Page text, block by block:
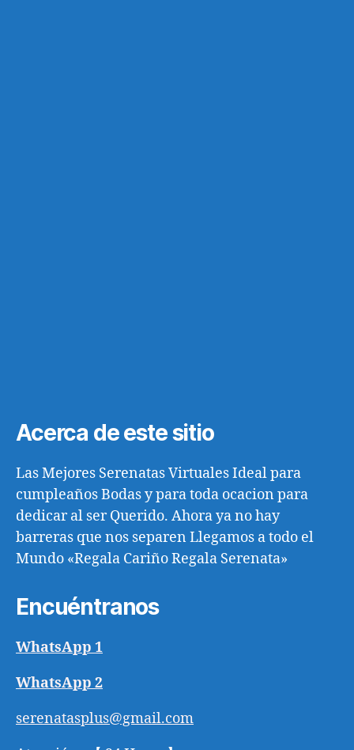
Acerca de este sitio
Las Mejores Serenatas Virtuales Ideal para
cumpleaños Bodas y para toda ocacion para
dedicar al ser Querido. Ahora ya no hay
barreras que nos separen Llegamos a todo el
Mundo «Regala Cariño Regala Serenata»
Encuéntranos
WhatsApp 1
WhatsApp 2
serenatasplus@gmail.com